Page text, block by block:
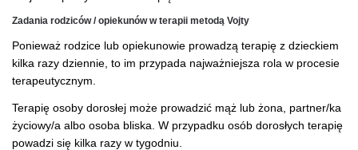
Zadania rodziców / opiekunów w terapii metodą Vojty
Ponieważ rodzice lub opiekunowie prowadzą terapię z dzieckiem
kilka razy dziennie, to im przypada najważniejsza rola w procesie
terapeutycznym.
Terapię osoby dorosłej może prowadzić mąż lub żona, partner/ka
życiowy/a albo osoba bliska. W przypadku osób dorosłych terapię
powadzi się kilka razy w tygodniu.